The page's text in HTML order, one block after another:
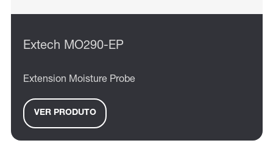
Extech MO290-EP
Extension Moisture Probe
VER PRODUTO